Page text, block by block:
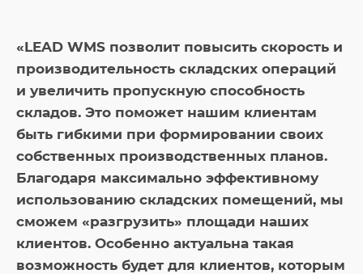
«LEAD WMS позволит повысить скорость и
производительность складских операций
и увеличить пропускную способность
складов. Это поможет нашим клиентам
быть гибкими при формировании своих
собственных производственных планов.
Благодаря максимально эффективному
использованию складских помещений, мы
сможем «разгрузить» площади наших
клиентов. Особенно актуальна такая
возможность будет для клиентов, которым